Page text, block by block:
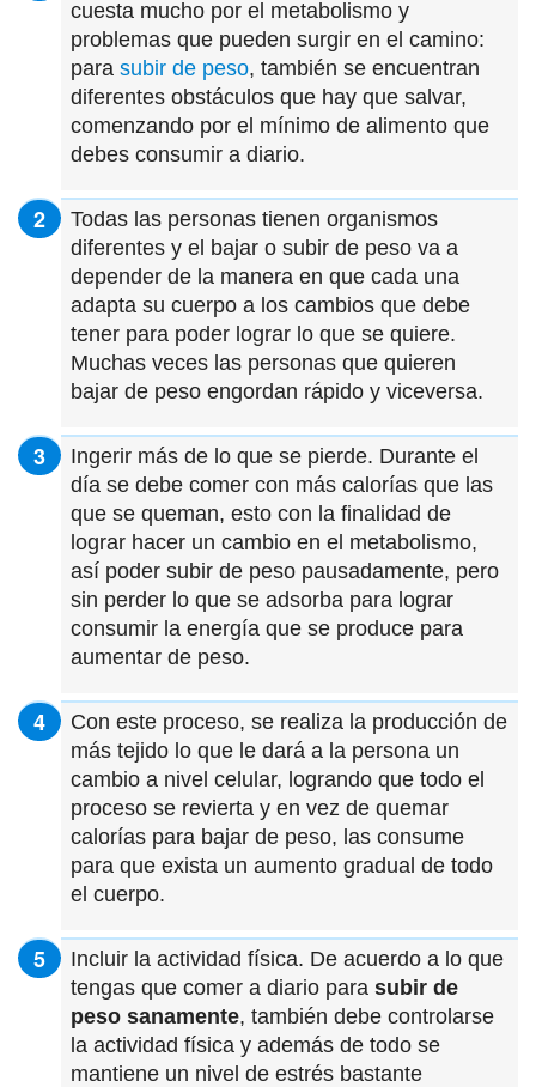
cuesta mucho por el metabolismo y
problemas que pueden surgir en el camino:
para subir de peso, también se encuentran
diferentes obstáculos que hay que salvar,
comenzando por el mínimo de alimento que
debes consumir a diario.
Todas las personas tienen organismos
diferentes y el bajar o subir de peso va a
depender de la manera en que cada una
adapta su cuerpo a los cambios que debe
tener para poder lograr lo que se quiere.
Muchas veces las personas que quieren
bajar de peso engordan rápido y viceversa.
Ingerir más de lo que se pierde. Durante el
día se debe comer con más calorías que las
que se queman, esto con la finalidad de
lograr hacer un cambio en el metabolismo,
así poder subir de peso pausadamente, pero
sin perder lo que se adsorba para lograr
consumir la energía que se produce para
aumentar de peso.
Con este proceso, se realiza la producción de
más tejido lo que le dará a la persona un
cambio a nivel celular, logrando que todo el
proceso se revierta y en vez de quemar
calorías para bajar de peso, las consume
para que exista un aumento gradual de todo
el cuerpo.
Incluir la actividad física. De acuerdo a lo que
tengas que comer a diario para subir de
peso sanamente, también debe controlarse
la actividad física y además de todo se
mantiene un nivel de estrés bastante